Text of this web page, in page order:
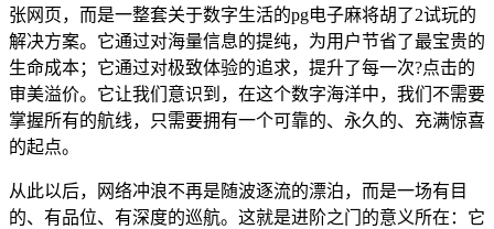
张网页，而是一整套关于数字生活的pg电子麻将胡了2试玩的
解决方案。它通过对海量信息的提纯，为用户节省了最宝贵的
生命成本；它通过对极致体验的追求，提升了每一次?点击的
审美溢价。它让我们意识到，在这个数字海洋中，我们不需要
掌握所有的航线，只需要拥有一个可靠的、永久的、充满惊喜
的起点。
从此以后，网络冲浪不再是随波逐流的漂泊，而是一场有目
的、有品位、有深度的巡航。这就是进阶之门的意义所在：它